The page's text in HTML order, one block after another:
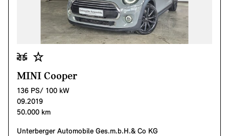
MINI Cooper
136 PS/ 100 kW
09.2019
50.000 km
Unterberger Automobile Ges.m.b.H.& Co KG